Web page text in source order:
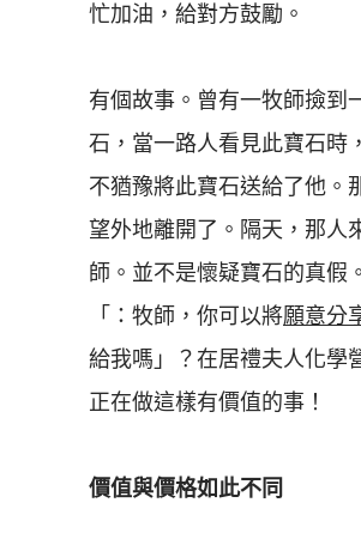
忙加油，給對方鼓勵。
有個故事。曾有一牧師撿到
石，當一路人看見此寶石時
不猶豫將此寶石送給了他。
望外地離開了。隔天，那人
師。並不是懷疑寶石的真假
「：牧師，你可以將願意分
給我嗎」？在居禮夫人化學
正在做這樣有價值的事！
價值與價格如此不同